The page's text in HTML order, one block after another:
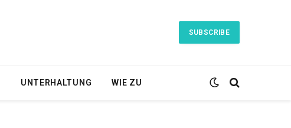
SUBSCRIBE
UNTERHALTUNG WIE ZU